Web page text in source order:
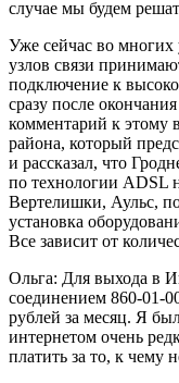
случае мы будем
Уже сейчас во
узлов связи
подключение к
сразу после
комментарий к этому
района, который
и рассказал, что
по технологии ADSL
Вертелишки, Аульс,
установка
Все зависит от
Ольга: Для выхода в
соединением 860-01-
рублей за месяц. Я
интернетом очень
платить за то, к чему